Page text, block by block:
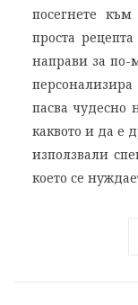
посегнете
проста
направи за по-
пасва чудесно
каквото и да е
използвали
което се